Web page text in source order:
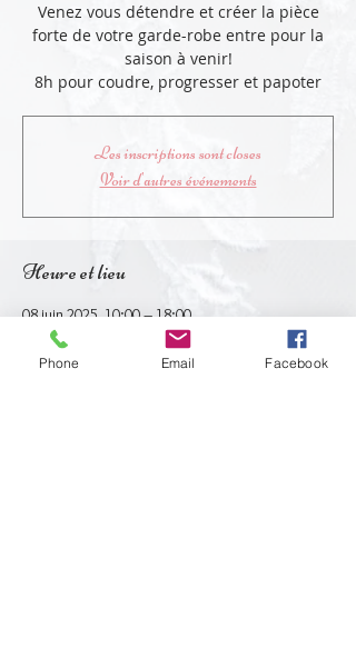
Venez vous détendre et créer la pièce
forte de votre garde-robe entre pour la
saison à venir!
8h pour coudre, progresser et papoter
Les inscriptions sont closes
Voir d'autres événements
Heure et lieu
08 juin 2025, 10:00 – 18:00
Châtenay-Malabry, 34 Rue Gustave Robin,
92290 Châtenay-Malabry, France
Phone Email Facebook